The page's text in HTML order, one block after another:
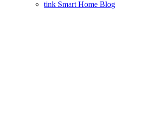
tink Smart Home Blog